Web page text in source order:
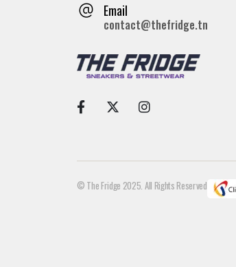
Email
contact@thefridge.tn
© The Fridge 2025. All Rights Reserved